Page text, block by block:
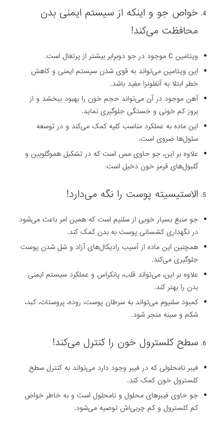
خواص جو و اینکه ‎از سیستم ایمنی بدن
محافظت می‌کند‎!
‏این ویتامین می‌تواند به قوی شدن سیستم ایمنی و کاهش
خطر ابتلا به آنفلونزا مفید باشد.
آهن ‏موجود در آن می‌تواند حجم خون را بهبود ببخشد و از
بروز کم خونی و خستگی جلوگیری نماید.
‏این ماده به عملکرد مناسب کلیه کمک می‌کند و در توسعه
سلول‌ها ضروی است.
علاوه بر این، جو ‏حاوی مس است که در تشکیل هموگلوبین و
گلبول‌های قرمز خون دخیل است‎.
‎الاستیسیته پوست را نگه می‌دارد‎!
‎جو منبع بسیار خوبی از‎ ‎سلنیم‎ ‎است که همین امر باعث می‌شود
در نگهداری کشسانی پوست ‏به بدن کمک کند.
همچنین این ماده از آسیب رادیکال‌های آزاد و شل شدن پوست
جلوگیری ‏می‌کند.
علاوه بر این، می‌تواند قلب، پانکراس و عملکرد سیستم ایمنی
بدن را بهتر کند.
کمبود ‏سلنیوم می‌تواند به سرطان پوست، روده، پروستات، کبد،
شکم و سینه منجر شود‎.
‎سطح کلسترول خون را کنترل می‌کند‎!
‎فیبر نامحلولی که در فیبر وجود دارد می‌تواند به کنترل ‏سطح
کلسترول خون کمک کند.
جو حاوی فیبرهای محلول و نامحلول است و به خاطر خواص
کم ‏کلسترول و کم چربی‌اش توصیه می‌شود‎.